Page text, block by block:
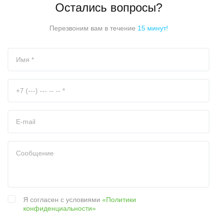
Остались вопросы?
Перезвоним вам в течение 15 минут!
Я согласен с условиями «Политики
конфиденциальности»